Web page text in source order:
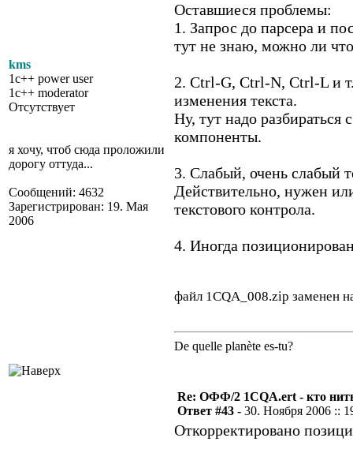
kms
1c++ power user
1c++ moderator
Отсутствует
я хочу, чтоб сюда проложили
дорогу оттуда...
Сообщений: 4632
Зарегистрирован: 19. Мая
2006
Оставшиеся проблемы:
1. Запрос до парсера и
тут не знаю, можно ли
2. Ctrl-G, Ctrl-N, Ctrl-L и
изменения текста.
Ну, тут надо
компоненты.
3. Слабый, очень слабый
Действительно, нужен
текстового контрола.
4. Иногда
файл 1CQA_008.zip заменен
De quelle planète es-tu?
Re: ОФФ/2 1CQA.ert - кто
Ответ #43 - 30. Ноября 2006 ::
Откорректировано